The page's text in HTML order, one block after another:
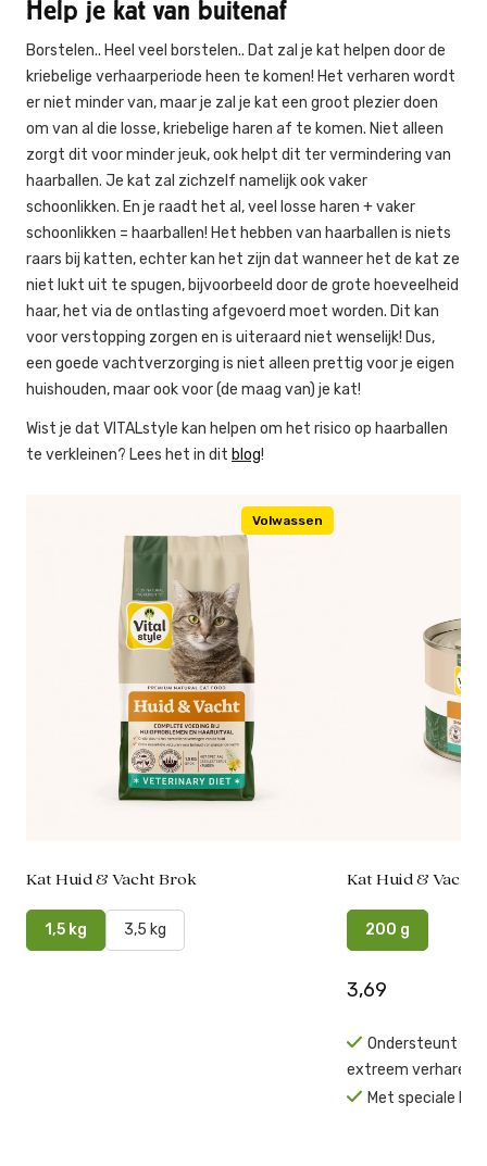
Help je kat van buitenaf
Borstelen.. Heel veel borstelen.. Dat zal je kat helpen door de
kriebelige verhaarperiode heen te komen! Het verharen wordt
er niet minder van, maar je zal je kat een groot plezier doen
om van al die losse, kriebelige haren af te komen. Niet alleen
zorgt dit voor minder jeuk, ook helpt dit ter vermindering van
haarballen. Je kat zal zichzelf namelijk ook vaker
schoonlikken. En je raadt het al, veel losse haren + vaker
schoonlikken = haarballen! Het hebben van haarballen is niets
raars bij katten, echter kan het zijn dat wanneer het de kat ze
niet lukt uit te spugen, bijvoorbeeld door de grote hoeveelheid
haar, het via de ontlasting afgevoerd moet worden. Dit kan
voor verstopping zorgen en is uiteraard niet wenselijk! Dus,
een goede vachtverzorging is niet alleen prettig voor je eigen
huishouden, maar ook voor (de maag van) je kat!
Wist je dat VITALstyle kan helpen om het risico op haarballen
te verkleinen? Lees het in dit blog!
Volwassen
Kat Huid & Vacht Brok
1,5 kg 3,5 kg
Kat Huid & Vacht
200 g
3,69
Ondersteunt bij
extreem verharen
Met speciale